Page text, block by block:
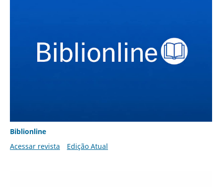
Biblionline
Acessar revista
Edição Atual